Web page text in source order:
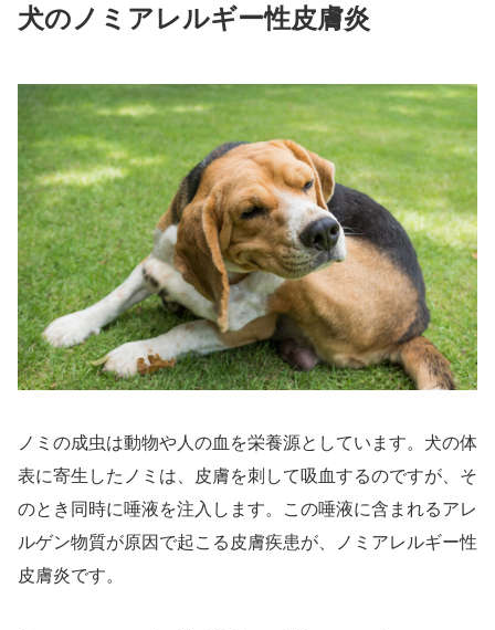
犬のノミアレルギー性皮膚炎
ノミの成虫は動物や人の血を栄養源としています。犬の体
表に寄生したノミは、皮膚を刺して吸血するのですが、そ
のとき同時に唾液を注入します。この唾液に含まれるアレ
ルゲン物質が原因で起こる皮膚疾患が、ノミアレルギー性
皮膚炎です。